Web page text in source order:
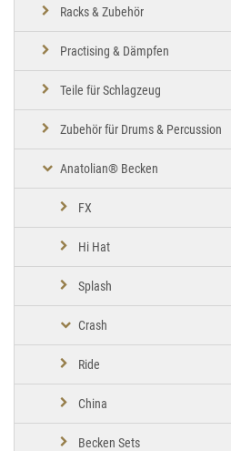
Racks & Zubehör
Practising & Dämpfen
Teile für Schlagzeug
Zubehör für Drums & Percussion
Anatolian® Becken
FX
Hi Hat
Splash
Crash
Ride
China
Becken Sets